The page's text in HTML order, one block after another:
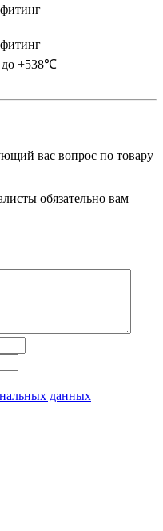
+538℃
вас вопрос по товару
обязательно вам
данных